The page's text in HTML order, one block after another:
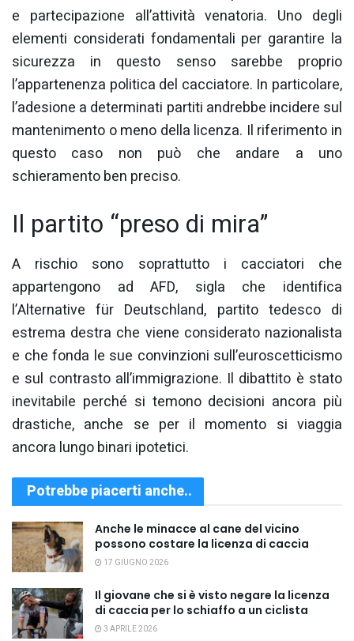
e partecipazione all’attività venatoria. Uno degli
elementi considerati fondamentali per garantire la
sicurezza in questo senso sarebbe proprio
l’appartenenza politica del cacciatore. In particolare,
l’adesione a determinati partiti andrebbe incidere sul
mantenimento o meno della licenza. Il riferimento in
questo caso non può che andare a uno
schieramento ben preciso.
Il partito “preso di mira”
A rischio sono soprattutto i cacciatori che
appartengono ad AFD, sigla che identifica
l’Alternative für Deutschland, partito tedesco di
estrema destra che viene considerato nazionalista
e che fonda le sue convinzioni sull’euroscetticismo
e sul contrasto all’immigrazione. Il dibattito è stato
inevitabile perché si temono decisioni ancora più
drastiche, anche se per il momento si viaggia
ancora lungo binari ipotetici.
Potrebbe piacerti anche..
Anche le minacce al cane del vicino
possono costare la licenza di caccia
17 GIUGNO 2026
Il giovane che si è visto negare la licenza
di caccia per lo schiaffo a un ciclista
3 APRILE 2026